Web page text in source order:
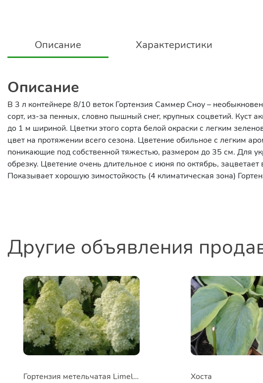
Описание Характеристики
Описание
В 3 л контейнере 8/10 веток Гортензия Саммер Сноу –
сорт, из-за пенных, словно пышный снег, крупных соцветий. Куст
до 1 м шириной. Цветки этого сорта белой окраски с легким
цвет на протяжении всего сезона. Цветение обильное с легким
поникающие под собственной тяжестью, размером до 35 см. Для
обрезку. Цветение очень длительное с июня по октябрь,
Показывает хорошую зимостойкость (4 климатическая зона)
Другие объявления
Гортензия метельчатая Limelight Хоста